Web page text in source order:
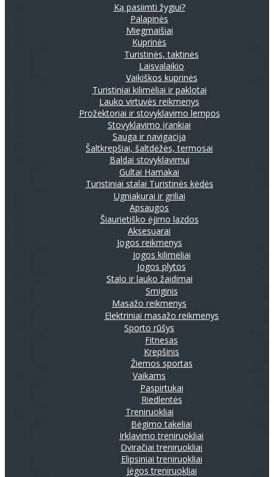
Ką pasiimti žygiui?
Palapinės
Miegmaišiai
Kuprinės
Turistinės, taktinės
Laisvalaikio
Vaikiškos kuprinės
Turistiniai kilimėliai ir paklotai
Lauko virtuvės reikmenys
Prožektoriai ir stovyklavimo lempos
Stovyklavimo įrankiai
Sauga ir navigacija
Šaltkrepšiai, šaltdėžės, termosai
Baldai stovyklavimui
Gultai Hamakai
Turistiniai stalai Turistinės kėdės
Ugniakurai ir griliai
Apsaugos
Šiaurietiško ėjimo lazdos
Aksesuarai
Jogos reikmenys
Jogos kilimėliai
Jogos plytos
Stalo ir lauko žaidimai
Smiginis
Masažo reikmenys
Elektriniai masažo reikmenys
Sporto rūšys
Fitnesas
Krepšinis
Žiemos sportas
Vaikams
Paspirtukai
Riedlentės
Treniruokliai
Bėgimo takeliai
Irklavimo treniruokliai
Dviračiai treniruokliai
Elipsiniai treniruokliai
Jėgos treniruokliai